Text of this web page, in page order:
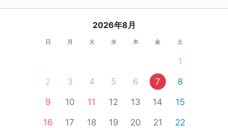
2026年8月
日 月 火 水 木 金 土
1
2
3 4 5 6 7
8
9
10 11 12 13 14
15
16
17 18 19 20 21
22